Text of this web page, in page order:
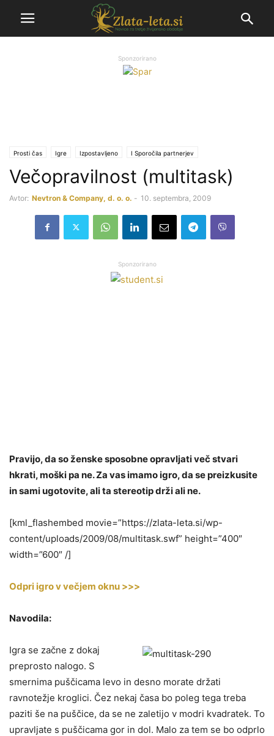
Sponzorirano
Prosti čas Igre Izpostavljeno Ι Sporočila partnerjev
Večopravilnost (multitask)
Avtor: Nevtron & Company, d. o. o. - 10. septembra, 2009
Sponzorirano
Pravijo, da so ženske sposobne opravljati več stvari
hkrati, moški pa ne. Za vas imamo igro, da se preizkusite
in sami ugotovite, ali ta stereotip drži ali ne.
[kml_flashembed movie=”https://zlata-leta.si/wp-
content/uploads/2009/08/multitask.swf” height=”400″
width=”600″ /]
Odpri igro v večjem oknu >>>
Navodila:
Igra se začne z dokaj
preprosto nalogo. S
smernima puščicama levo in desno morate držati
ravnotežje kroglici. Čez nekaj časa bo poleg tega treba
paziti še na puščice, da se ne zaletijo v modri kvadratek. To
upravljate s puščicama gor in dol. Malo za tem se bo odprlo